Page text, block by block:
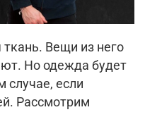
Вещи из него
Но одежда будет
случае, если
Рассмотрим